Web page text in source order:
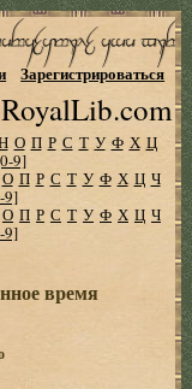
Зарегистрироваться
О П Р С Т У Ф Х Ц
9]
О П Р С Т У Ф Х Ц Ч
9]
О П Р С Т У Ф Х Ц Ч
9]
вpемя